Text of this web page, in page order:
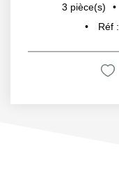
3 pièce(s)
Réf :